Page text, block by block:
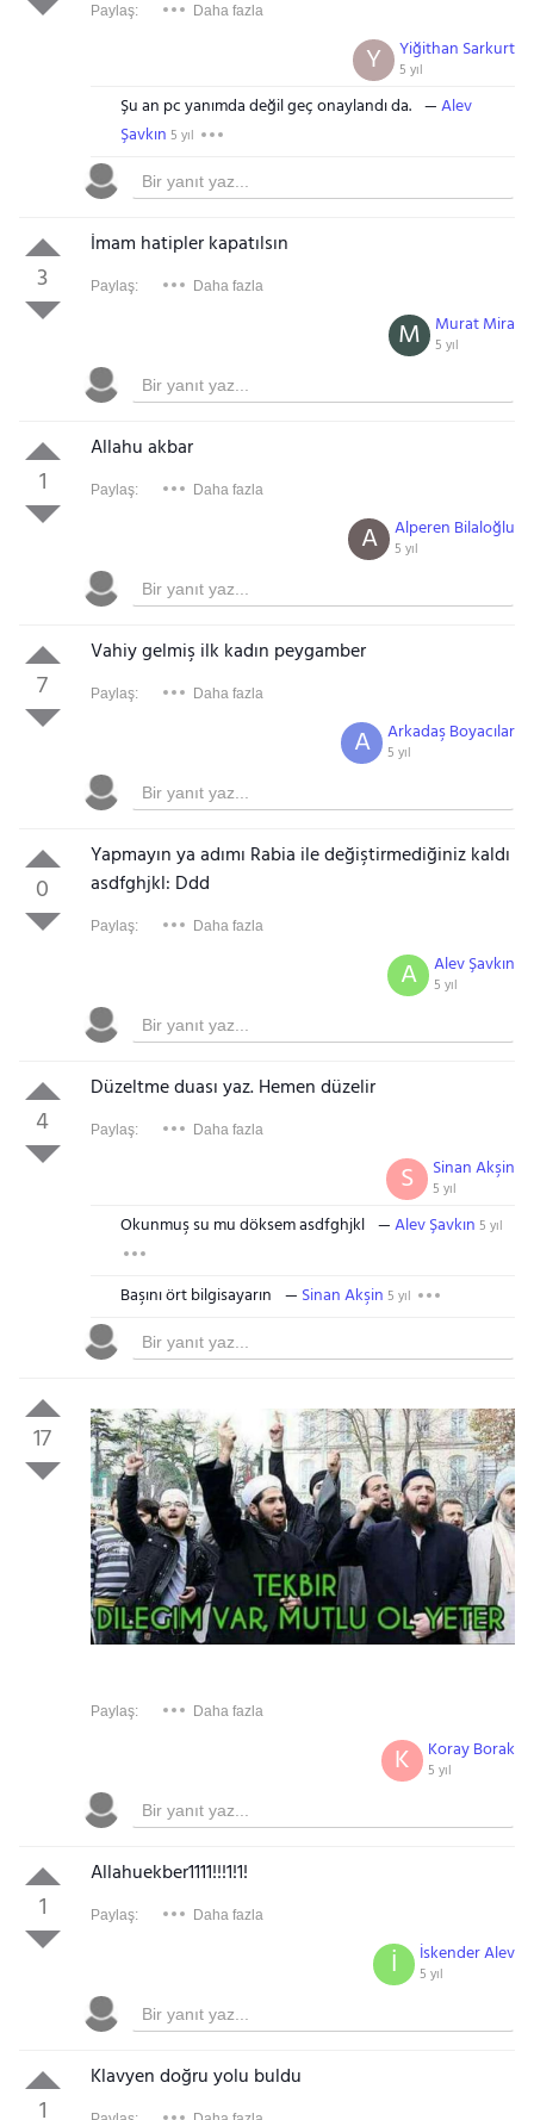
Paylaş: Daha fazla
Yiğithan Sarkurt
5 yıl
Y
Şu an pc yanımda değil geç onaylandı da.
Alev
Şavkın 5 yıl
3
İmam hatipler kapatılsın
Paylaş: Daha fazla
Murat Mira
5 yıl
M
1
Allahu akbar
Paylaş: Daha fazla
Alperen Bilaloğlu
5 yıl
A
7
Vahiy gelmiş ilk kadın peygamber
Paylaş: Daha fazla
Arkadaş Boyacılar
5 yıl
A
0
Yapmayın ya adımı Rabia ile değiştirmediğiniz kaldı
asdfghjkl: Ddd
Paylaş: Daha fazla
Alev Şavkın
5 yıl
A
4
Düzeltme duası yaz. Hemen düzelir
Paylaş: Daha fazla
Sinan Akşin
5 yıl
S
Okunmuş su mu döksem asdfghjkl Alev Şavkın 5 yıl
Başını ört bilgisayarın Sinan Akşin 5 yıl
17
Paylaş: Daha fazla
Koray Borak
5 yıl
K
1
Allahuekber1111!!!1!1!
Paylaş: Daha fazla
İskender Alev
5 yıl
İ
1
Klavyen doğru yolu buldu
Gezinti Menüsü